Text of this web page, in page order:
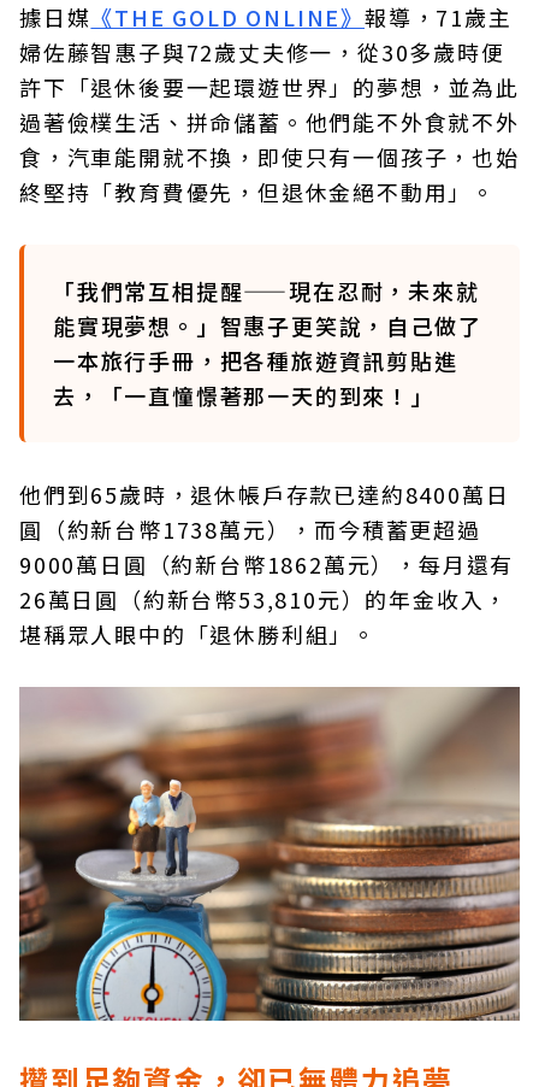
據日媒 《THE GOLD ONLINE》報導，71歲主
婦佐藤智惠子與72歲丈夫修一，從30多歲時便
許下「退休後要一起環遊世界」的夢想，並為此
過著儉樸生活、拼命儲蓄。他們能不外食就不外
食，汽車能開就不換，即使只有一個孩子，也始
終堅持「教育費優先，但退休金絕不動用」。
「我們常互相提醒——現在忍耐，未來就
能實現夢想。」智惠子更笑說，自己做了
一本旅行手冊，把各種旅遊資訊剪貼進
去，「一直憧憬著那一天的到來！」
他們到65歲時，退休帳戶存款已達約8400萬日
圓（約新台幣1738萬元），而今積蓄更超過
9000萬日圓（約新台幣1862萬元），每月還有
26萬日圓（約新台幣53,810元）的年金收入，
堪稱眾人眼中的「退休勝利組」。